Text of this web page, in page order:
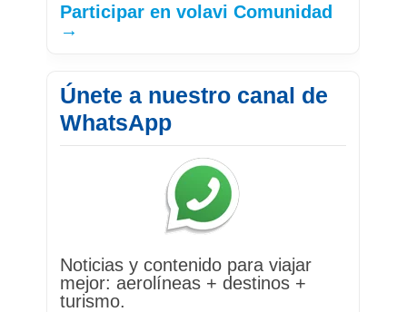
Participar en volavi Comunidad
→
Únete a nuestro canal de
WhatsApp
Noticias y contenido para viajar
mejor: aerolíneas + destinos +
turismo.